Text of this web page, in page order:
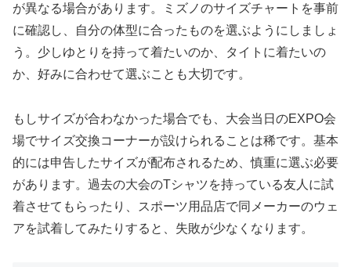
が異なる場合があります。ミズノのサイズチャートを事前
に確認し、自分の体型に合ったものを選ぶようにしましょ
う。少しゆとりを持って着たいのか、タイトに着たいの
か、好みに合わせて選ぶことも大切です。
もしサイズが合わなかった場合でも、大会当日のEXPO会
場でサイズ交換コーナーが設けられることは稀です。基本
的には申告したサイズが配布されるため、慎重に選ぶ必要
があります。過去の大会のTシャツを持っている友人に試
着させてもらったり、スポーツ用品店で同メーカーのウェ
アを試着してみたりすると、失敗が少なくなります。